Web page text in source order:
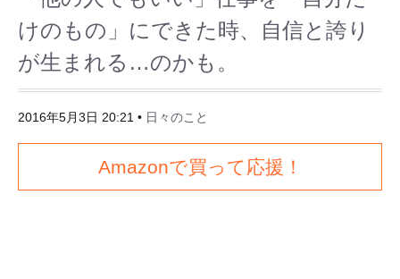
けのもの」にできた時、自信と誇り
が生まれる…のかも。
2016年5月3日 20:21 • 日々のこと
Amazonで買って応援！